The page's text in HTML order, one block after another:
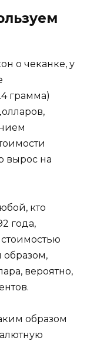
о чеканке, у
грамма)
вырос на
кто
года,
стоимостью
образом,
вероятно,
образом